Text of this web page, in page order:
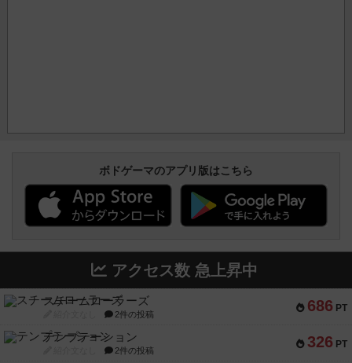
ボドゲーマのアプリ版はこちら
アクセス数 急上昇中
686 PT
スチームローラーズ
2件の投稿
326 PT
テンプテーション
2件の投稿